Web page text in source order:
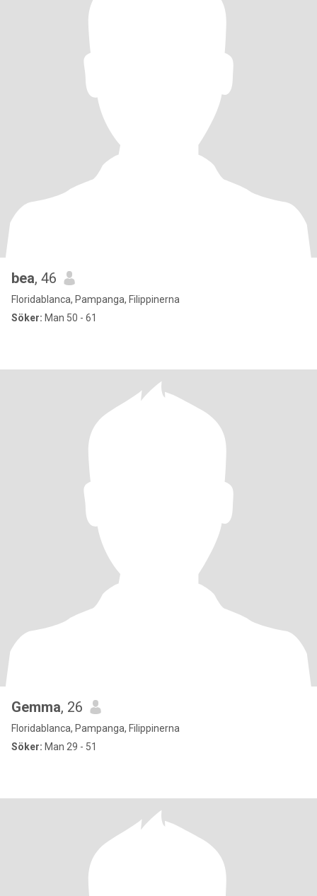
bea, 46
Floridablanca, Pampanga, Filippinerna
Söker: Man 50 - 61
Gemma, 26
Floridablanca, Pampanga, Filippinerna
Söker: Man 29 - 51